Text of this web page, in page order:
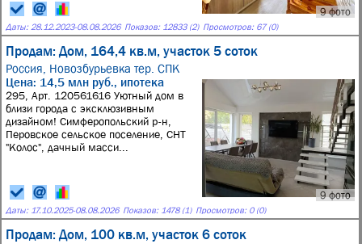
9 фото
Даты: 28.12.2023-08.08.2026 Показов: 12833 (2) Просмотров: 67 (0)
Продам: Дом, 164,4 кв.м, участок 5 соток
Россия, Новозбурьевка тер. СПК
9 фото
Цена: 14,5 млн руб., ипотека
295, Арт. 120561616 Уютный дом в
близи города с эксклюзивным
дизайном! Симферопольский р-н,
Перовское сельское поселение, СНТ
"Колос", дачный масси...
Даты: 17.10.2025-08.08.2026 Показов: 1478 (1) Просмотров: 0 (0)
Продам: Дом, 100 кв.м, участок 6 соток